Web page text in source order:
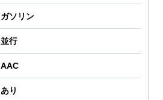
ガソリン
並行
AAC
あり